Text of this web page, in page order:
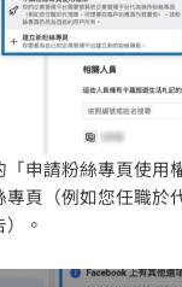
申請粉絲專頁使用
頁（例如您任職於
。